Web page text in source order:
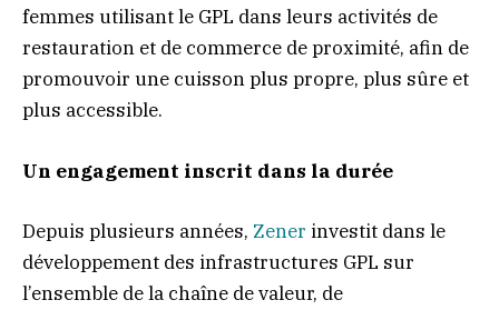
femmes utilisant le GPL dans leurs activités de
restauration et de commerce de proximité, afin de
promouvoir une cuisson plus propre, plus sûre et
plus accessible.
Un engagement inscrit dans la durée
Depuis plusieurs années, Zener investit dans le
développement des infrastructures GPL sur
l’ensemble de la chaîne de valeur, de